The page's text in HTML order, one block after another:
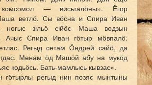
комсомол — висьталӧны». Ёгор
ветлӧ. Сы вӧсна и Спира Иван
ногыс зільӧ сійӧс Маша водзын
Ачыс Спира Иван гӧтыр мӧвпалӧ:
Регыд сетам Ӧндрей сайӧ, да
Менам ӧд Машӧй абу на мукӧд
кодьӧсь. Бать-мамлысь кывзас».
гӧтырлы регыд нин позяс мынтыны